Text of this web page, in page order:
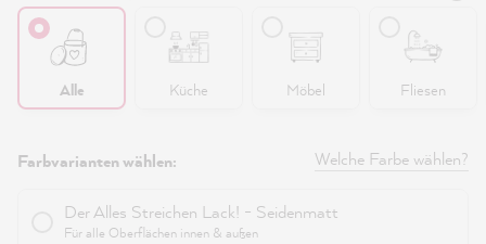
Alle Küche Möbel Fliesen
Farbvarianten wählen: Welche Farbe wählen?
Der Alles Streichen Lack! - Seidenmatt
Für alle Oberflächen innen & außen